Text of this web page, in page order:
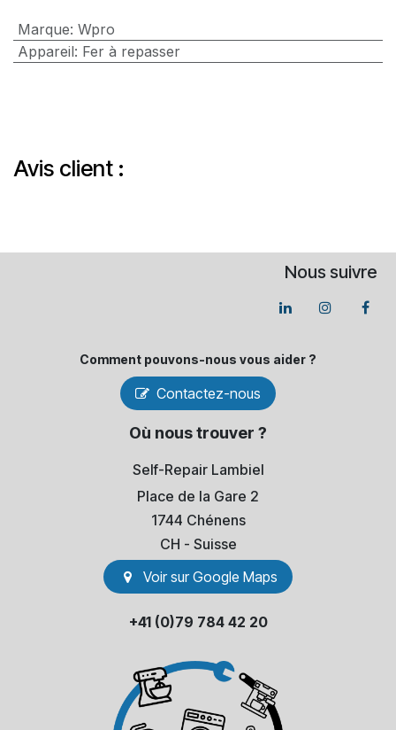
Marque: Wpro
Appareil: Fer à repasser
Avis client :
Nous suivre
Comment pouvons-​nous vous aider ?
Contactez-nous
Où nous trouver ?
Self-Repair Lambiel
Place de la Gare 2
1744 Chénens
​CH - Suisse
Voir sur Go​​ogle Maps
+41 (0)79 784 42 20